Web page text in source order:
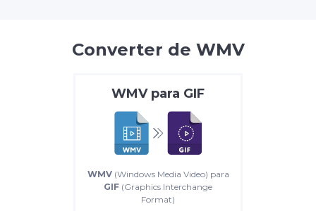
Converter de WMV
WMVpara GIF
WMV(Windows Media Video) para
GIF (Graphics Interchange
Format)